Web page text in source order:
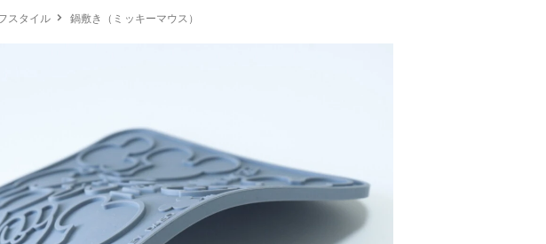
スタイル 鍋敷き（ミッキーマウス）